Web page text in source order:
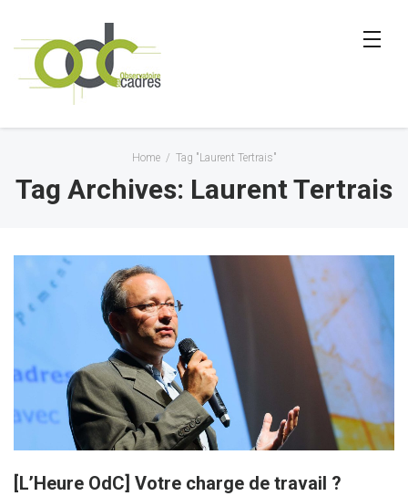
Home / Tag "Laurent Tertrais"
Tag Archives: Laurent Tertrais
[L’Heure OdC] Votre charge de travail ?